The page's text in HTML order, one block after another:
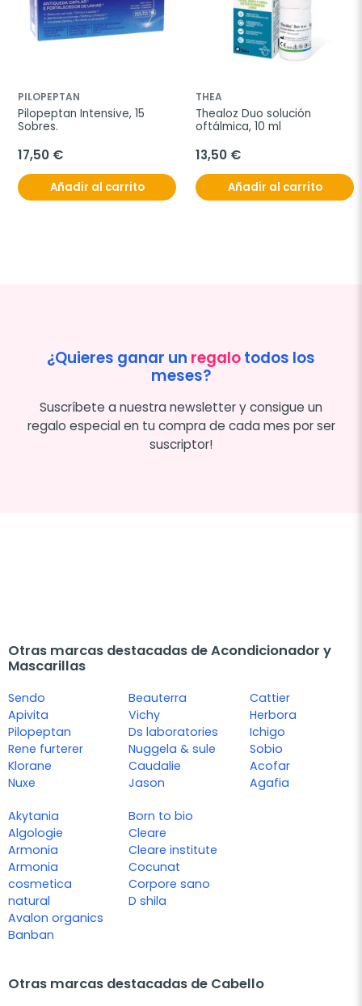
PILOPEPTAN
Pilopeptan Intensive, 15
Sobres.
17,50 €
Añadir al carrito
THEA
Thealoz Duo solución
oftálmica, 10 ml
13,50 €
Añadir al carrito
¿Quieres ganar un regalotodos los
meses?
Suscríbete a nuestra newsletter y consigue un
regalo especial en tu compra de cada mes por ser
suscriptor!
Otras marcas destacadas de Acondicionador y
Mascarillas
Sendo
Apivita
Pilopeptan
Rene furterer
Klorane
Nuxe
Beauterra
Vichy
Ds laboratories
Nuggela & sule
Caudalie
Jason
Cattier
Herbora
Ichigo
Sobio
Acofar
Agafia
Akytania
Algologie
Armonia
Armonia
cosmetica
natural
Avalon organics
Banban
Born to bio
Cleare
Cleare institute
Cocunat
Corpore sano
D shila
Otras marcas destacadas de Cabello